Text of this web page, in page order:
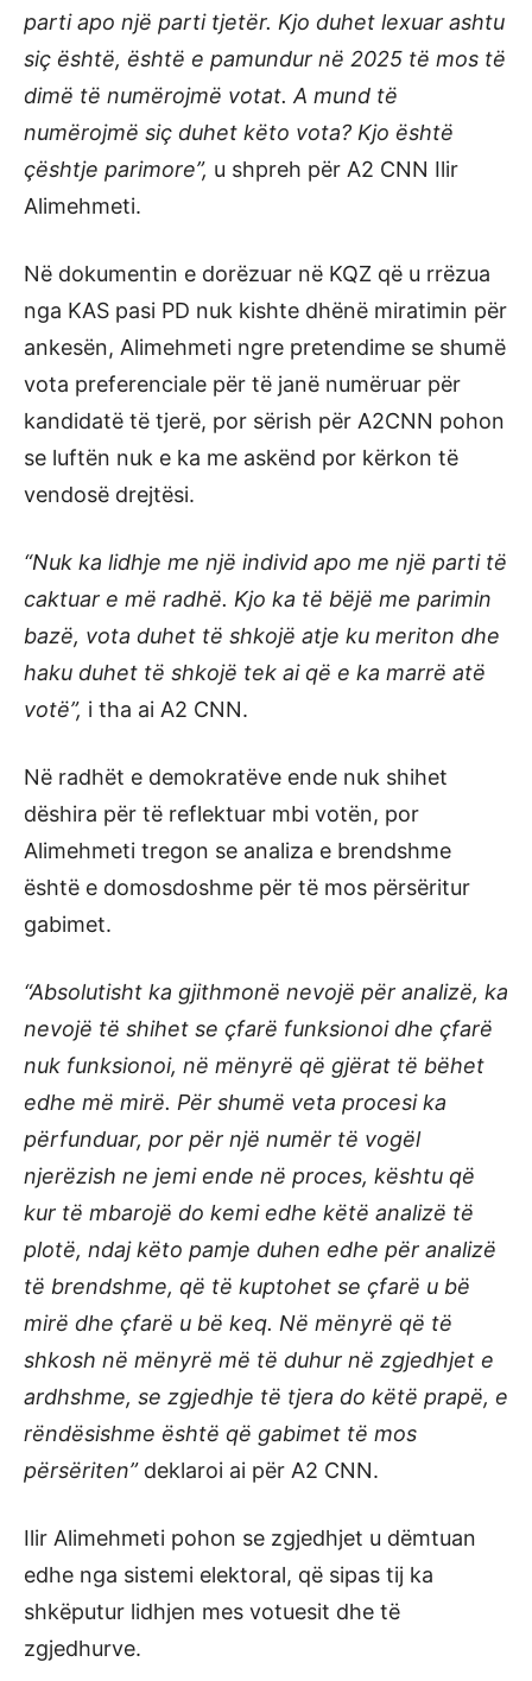
parti apo një parti tjetër. Kjo duhet lexuar ashtu
siç është, është e pamundur në 2025 të mos të
dimë të numërojmë votat. A mund të
numërojmë siç duhet këto vota? Kjo është
çështje parimore”, u shpreh për A2 CNN Ilir
Alimehmeti.
Në dokumentin e dorëzuar në KQZ që u rrëzua
nga KAS pasi PD nuk kishte dhënë miratimin për
ankesën, Alimehmeti ngre pretendime se shumë
vota preferenciale për të janë numëruar për
kandidatë të tjerë, por sërish për A2CNN pohon
se luftën nuk e ka me askënd por kërkon të
vendosë drejtësi.
“Nuk ka lidhje me një individ apo me një parti të
caktuar e më radhë. Kjo ka të bëjë me parimin
bazë, vota duhet të shkojë atje ku meriton dhe
haku duhet të shkojë tek ai që e ka marrë atë
votë”, i tha ai A2 CNN.
Në radhët e demokratëve ende nuk shihet
dëshira për të reflektuar mbi votën, por
Alimehmeti tregon se analiza e brendshme
është e domosdoshme për të mos përsëritur
gabimet.
“Absolutisht ka gjithmonë nevojë për analizë, ka
nevojë të shihet se çfarë funksionoi dhe çfarë
nuk funksionoi, në mënyrë që gjërat të bëhet
edhe më mirë. Për shumë veta procesi ka
përfunduar, por për një numër të vogël
njerëzish ne jemi ende në proces, kështu që
kur të mbarojë do kemi edhe këtë analizë të
plotë, ndaj këto pamje duhen edhe për analizë
të brendshme, që të kuptohet se çfarë u bë
mirë dhe çfarë u bë keq. Në mënyrë që të
shkosh në mënyrë më të duhur në zgjedhjet e
ardhshme, se zgjedhje të tjera do këtë prapë, e
rëndësishme është që gabimet të mos
përsëriten”deklaroi ai për A2 CNN.
Ilir Alimehmeti pohon se zgjedhjet u dëmtuan
edhe nga sistemi elektoral, që sipas tij ka
shkëputur lidhjen mes votuesit dhe të
zgjedhurve.